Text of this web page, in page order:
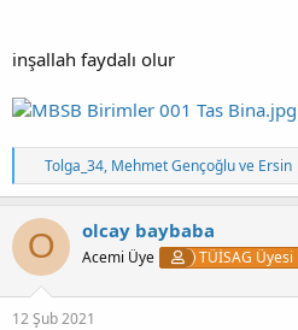
inşallah faydalı olur
T
e
p
k
i
l
e
r
:
Tolga_34, Mehmet Gençoğluve Ersin
O olcay baybaba
Acemi Üye TÜİSAG Üyesi
12 Şub 2021